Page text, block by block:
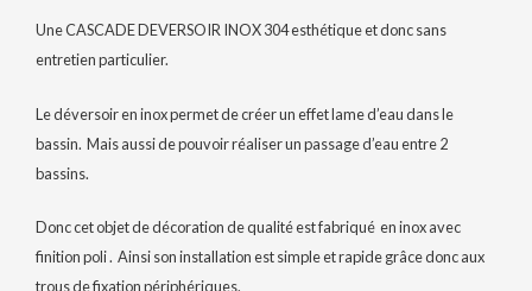
Une CASCADE DEVERSOIR INOX 304 esthétique et donc sans
entretien particulier.
Le déversoir en inox permet de créer un effet lame d’eau dans le
bassin. Mais aussi de pouvoir réaliser un passage d’eau entre 2
bassins.
Donc cet objet de décoration de qualité est fabriqué en inox avec
finition poli . Ainsi son installation est simple et rapide grâce donc aux
trous de fixation périphériques.